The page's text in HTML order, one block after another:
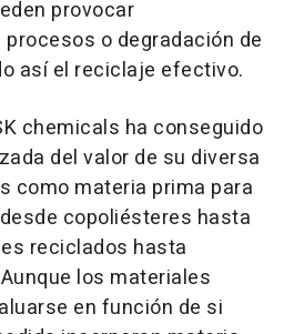
provocar
o degradación de
así el reciclaje efectivo.
chemicals ha conseguido
del valor de su diversa
como materia prima para
copoliésteres hasta
reciclados hasta
los materiales
en función de si